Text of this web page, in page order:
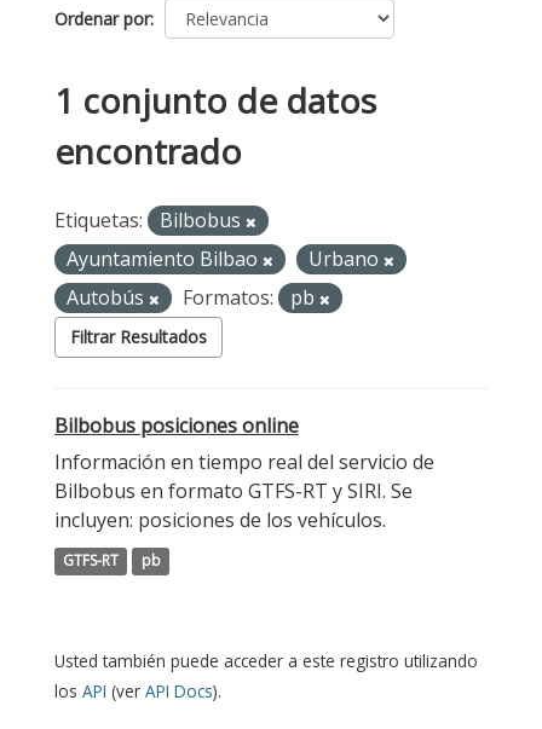
Ordenar por
1 conjunto de datos
encontrado
Etiquetas:
Bilbobus
Ayuntamiento Bilbao
Urbano
Autobús
Formatos: pb
Filtrar Resultados
Bilbobus posiciones online
Información en tiempo real del servicio de
Bilbobus en formato GTFS-RT y SIRI. Se
incluyen: posiciones de los vehículos.
GTFS-RT pb
Usted también puede acceder a este registro utilizando
los API (ver API Docs).